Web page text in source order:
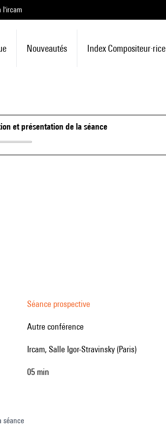
l'ircam
Nouveautés Index Compositeur·rice
et présentation de la séance
Séance prospective
Autre conférence
Ircam, Salle Igor-Stravinsky (Paris)
05 min
séance